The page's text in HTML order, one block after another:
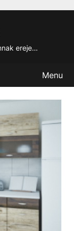
ereje…
Menu